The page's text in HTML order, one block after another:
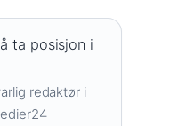
ta posisjon i
redaktør i